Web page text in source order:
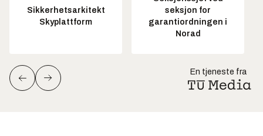
Sikkerhetsarkitekt
Skyplattform
seksjon for
garantiordningen i
Norad
En tjeneste fra